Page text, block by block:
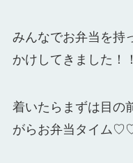
みんなでお弁当を持
かけしてきました！！
着いたらまずは目の
がらお弁当タイム